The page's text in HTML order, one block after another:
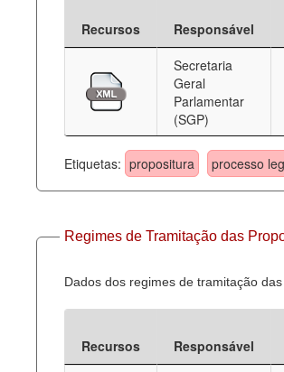
Recursos Responsável
Secretaria
Geral
Parlamentar
(SGP)
Etiquetas: propositura processo
Regimes de Tramitação das
Dados dos regimes de tramitação das
Recursos Responsável